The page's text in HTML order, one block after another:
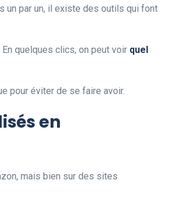
un par un, il existe des outils qui font
quelques clics, on peut voir quel
pour éviter de se faire avoir.
en
mais bien sur des sites